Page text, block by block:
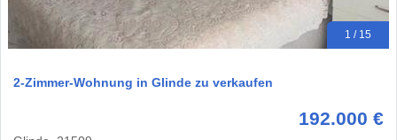
1 / 15
2-Zimmer-Wohnung in Glinde zu verkaufen
192.000 €